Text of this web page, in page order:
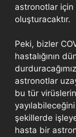
astronotlar
oluşturacaktır.
Peki, bizler
hastalığının
astronotlar
bu tür
şekillerde
hasta bir